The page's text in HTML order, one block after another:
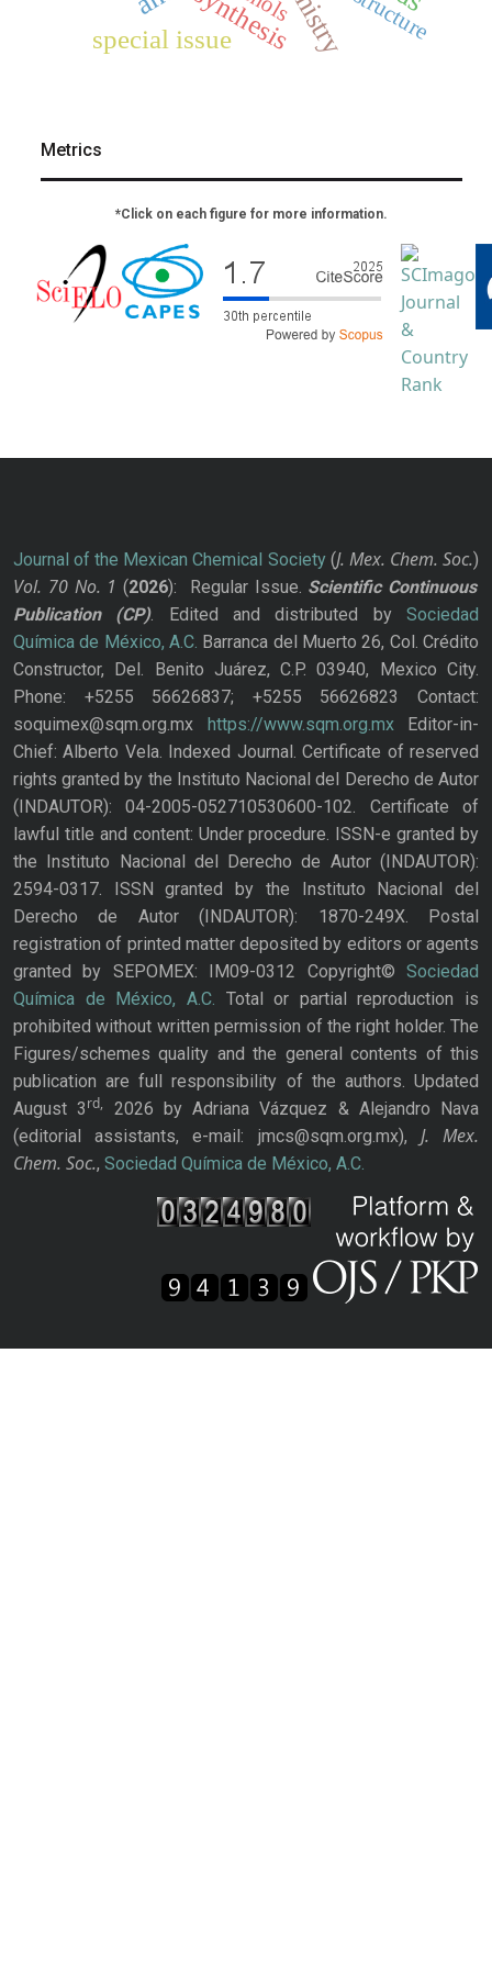
synthesis
special issue
Metrics
*Click on each figure for more information.
Journal of the Mexican Chemical Society(J. Mex. Chem. Soc.)
Vol. 70 No. 1 (2026): Regular Issue. Scientific Continuous
Publication
(CP). Edited and distributed bySociedad
Química de México, A.C. Barranca del Muerto 26, Col. Crédito
Constructor, Del. Benito Juárez, C.P. 03940, Mexico City.
Phone: +5255 56626837; +5255 56626823 Contact:
soquimex@sqm.org.mx https://www.sqm.org.mxEditor-in-
Chief: Alberto Vela. Indexed Journal. Certificate of reserved
rights granted by the Instituto Nacional del Derecho de Autor
(INDAUTOR): 04-2005-052710530600-102. Certificate of
lawful title and content: Under procedure. ISSN-e granted by
the Instituto Nacional del Derecho de Autor (INDAUTOR):
2594-0317. ISSN granted by the Instituto Nacional del
Derecho de Autor (INDAUTOR): 1870-249X. Postal
registration of printed matter deposited by editors or agents
granted by SEPOMEX: IM09-0312 Copyright© Sociedad
Química de México, A.C. Total or partial reproduction is
prohibited without written permission of the right holder. The
Figures/schemes quality and the general contents of this
publication are full responsibility of the authors. Updated
August 3rd,
2026 by Adriana Vázquez & Alejandro Nava
(editorial assistants, e-mail: jmcs@sqm.org.mx), J. Mex.
Chem. Soc., Sociedad Química de México, A.C.